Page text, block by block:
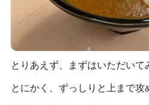
とりあえず、まずはいただいて
とにかく、ずっしりと上まで攻